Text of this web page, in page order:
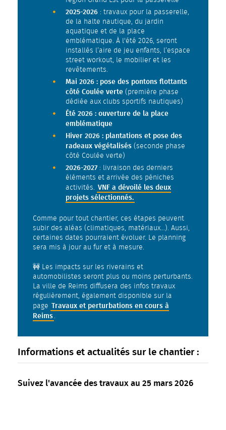
2025-2026 : travaux pour la passerelle,
de la halte nautique, du jardin
aquatique et de la place
emblématique. À l'été 2026, seront
installés l’aire de jeu enfants, l’espace
street workout, le mobilier et les
revêtements.
Mai 2026 : pose des pontons flottants
côté Coulée verte (première phase
dédiée aux clubs sportifs nautiques)
Été 2026 : ouverture de la place
emblématique
Hiver 2026 : plantations et pose des
radeaux végétalisés (seconde phase
côté Coulée verte)
2026-2027 : livraison des derniers
éléments et arrivée des péniches
activités. VNF a dévoilé les deux
projets sélectionnés.
Comme pour tout chantier, ces étapes peuvent
subir des aléas (climatiques, matériaux...). Aussi,
certaines dates pourraient évoluer. Le planning
sera mis à jour au fur et à mesure.
🚧 Les impacts sur les riverains et
automobilistes seront plus ou moins perturbants.
La ville de Reims diffusera des infos travaux
régulièrement, également disponible sur la
page Travaux et perturbations en cours à
Reims.
Informations et actualités sur le chantier :
Suivez l'avancée des travaux au 25 mars 2026